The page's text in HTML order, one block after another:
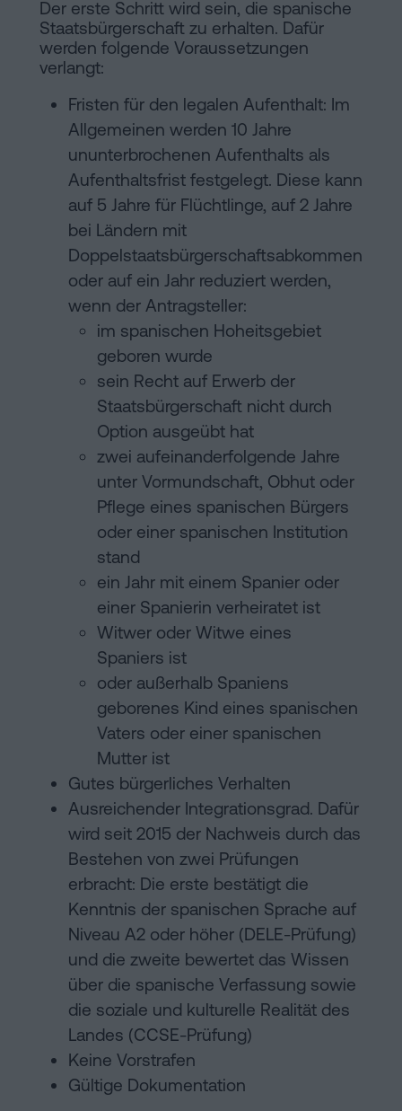
Der erste Schritt wird sein, die spanische
Staatsbürgerschaft zu erhalten. Dafür
werden folgende Voraussetzungen
verlangt:
Fristen für den legalen Aufenthalt: Im
Allgemeinen werden 10 Jahre
ununterbrochenen Aufenthalts als
Aufenthaltsfrist festgelegt. Diese kann
auf 5 Jahre für Flüchtlinge, auf 2 Jahre
bei Ländern mit
Doppelstaatsbürgerschaftsabkommen
oder auf ein Jahr reduziert werden,
wenn der Antragsteller:
im spanischen Hoheitsgebiet
geboren wurde
sein Recht auf Erwerb der
Staatsbürgerschaft nicht durch
Option ausgeübt hat
zwei aufeinanderfolgende Jahre
unter Vormundschaft, Obhut oder
Pflege eines spanischen Bürgers
oder einer spanischen Institution
stand
ein Jahr mit einem Spanier oder
einer Spanierin verheiratet ist
Witwer oder Witwe eines
Spaniers ist
oder außerhalb Spaniens
geborenes Kind eines spanischen
Vaters oder einer spanischen
Mutter ist
Gutes bürgerliches Verhalten
Ausreichender Integrationsgrad. Dafür
wird seit 2015 der Nachweis durch das
Bestehen von zwei Prüfungen
erbracht: Die erste bestätigt die
Kenntnis der spanischen Sprache auf
Niveau A2 oder höher (DELE-Prüfung)
und die zweite bewertet das Wissen
über die spanische Verfassung sowie
die soziale und kulturelle Realität des
Landes (CCSE-Prüfung)
Keine Vorstrafen
Gültige Dokumentation